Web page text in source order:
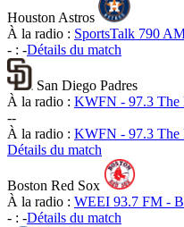
Houston Astros
À la radio : SportsTalk 790
- : -Détails du match
San Diego Padres
À la radio : KWFN - 97.3 The
--
À la radio : KWFN - 97.3 The
Détails du match
Boston Red Sox
À la radio : WEEI 93.7 FM -
- : -Détails du match